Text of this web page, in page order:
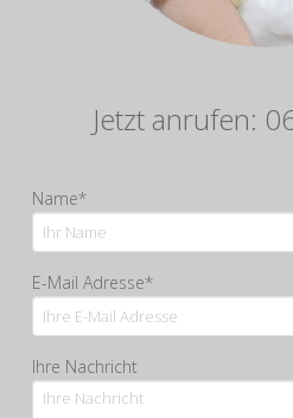
Jetzt anrufen:
Name*
E-Mail Adresse*
Ihre Nachricht